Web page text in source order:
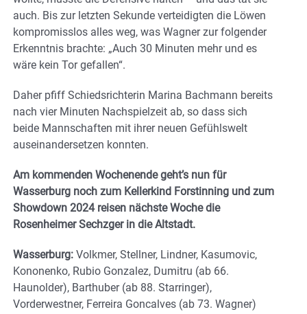
auch. Bis zur letzten Sekunde verteidigten die Löwen
kompromisslos alles weg, was Wagner zur folgender
Erkenntnis brachte: „Auch 30 Minuten mehr und es
wäre kein Tor gefallen“.
Daher pfiff Schiedsrichterin Marina Bachmann bereits
nach vier Minuten Nachspielzeit ab, so dass sich
beide Mannschaften mit ihrer neuen Gefühlswelt
auseinandersetzen konnten.
Am kommenden Wochenende geht’s nun für
Wasserburg noch zum Kellerkind Forstinning und zum
Showdown 2024 reisen nächste Woche die
Rosenheimer Sechzger in die Altstadt.
Wasserburg: Volkmer, Stellner, Lindner, Kasumovic,
Kononenko, Rubio Gonzalez, Dumitru (ab 66.
Haunolder), Barthuber (ab 88. Starringer),
Vorderwestner, Ferreira Goncalves (ab 73. Wagner)